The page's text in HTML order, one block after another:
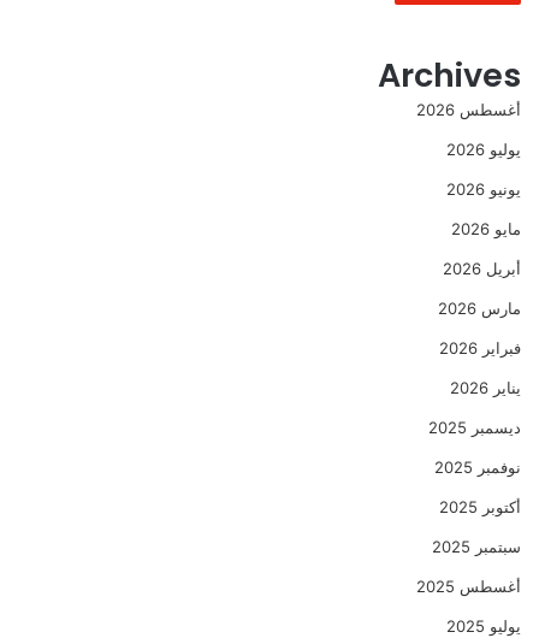
Archives
أغسطس 2026
يوليو 2026
يونيو 2026
مايو 2026
أبريل 2026
مارس 2026
فبراير 2026
يناير 2026
ديسمبر 2025
نوفمبر 2025
أكتوبر 2025
سبتمبر 2025
أغسطس 2025
يوليو 2025